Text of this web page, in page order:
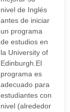
nivel de Inglés
antes de iniciar
un programa
de estudios en
la University of
Edinburgh.El
programa es
adecuado para
estudiantes con
nivel (alrededor